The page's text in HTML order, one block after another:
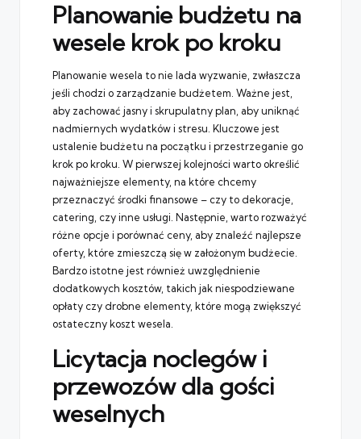
Planowanie budżetu na
wesele krok po kroku
Planowanie wesela to nie lada wyzwanie, zwłaszcza
jeśli chodzi o zarządzanie budżetem. Ważne jest,
aby zachować jasny i skrupulatny plan, aby uniknąć
nadmiernych wydatków i stresu. Kluczowe jest
ustalenie budżetu na początku i przestrzeganie go
krok po kroku. W pierwszej kolejności warto określić
najważniejsze elementy, na które chcemy
przeznaczyć środki finansowe – czy to dekoracje,
catering, czy inne usługi. Następnie, warto rozważyć
różne opcje i porównać ceny, aby znaleźć najlepsze
oferty, które zmieszczą się w założonym budżecie.
Bardzo istotne jest również uwzględnienie
dodatkowych kosztów, takich jak niespodziewane
opłaty czy drobne elementy, które mogą zwiększyć
ostateczny koszt wesela.
Licytacja noclegów i
przewozów dla gości
weselnych